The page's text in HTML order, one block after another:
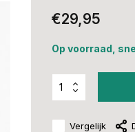
€29,95
Op voorraad,
Vergelijk